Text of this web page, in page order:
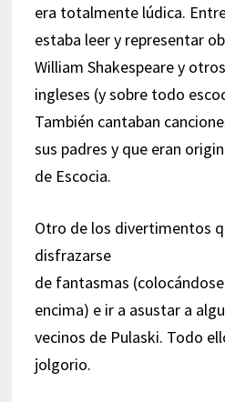
era totalmente lúdica.
estaba leer y representar
William Shakespeare y
ingleses (y sobre todo
También cantaban
sus padres y que eran
de Escocia.
Otro de los divertimentos
disfrazarse
de fantasmas
encima) e ir a asustar a
vecinos de Pulaski. Todo
jolgorio.